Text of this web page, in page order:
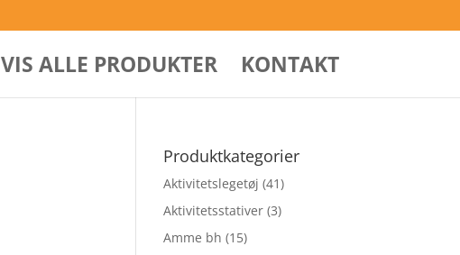
VIS ALLE PRODUKTER KONTAKT
Produktkategorier
Aktivitetslegetøj (41)
Aktivitetsstativer (3)
Amme bh (15)